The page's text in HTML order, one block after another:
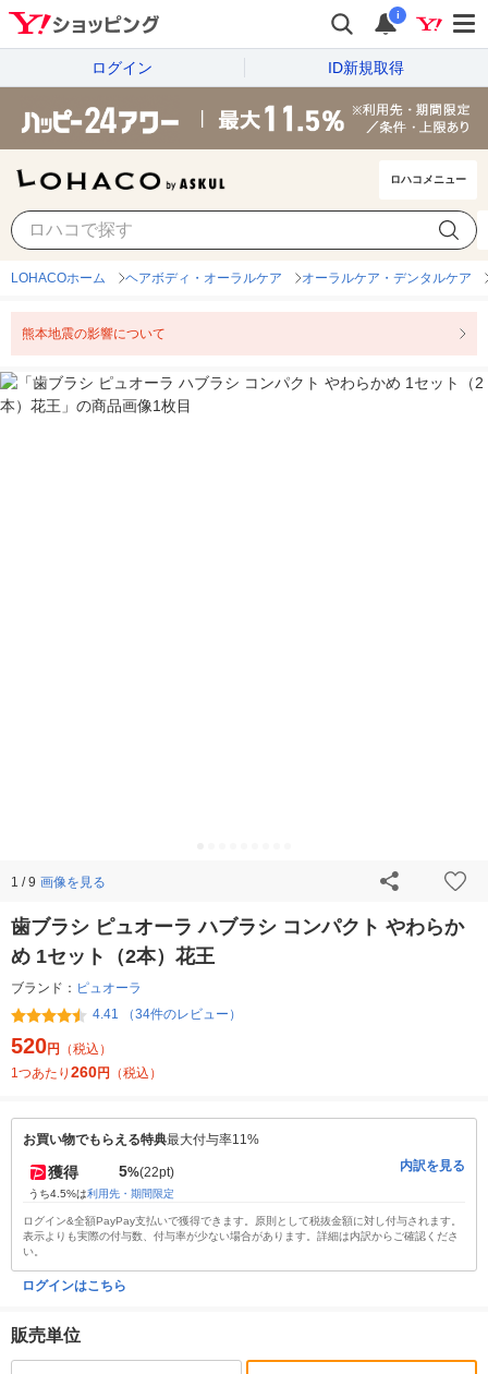
i
ログイン ID新規取得
ロハコメニュー
LOHACOホーム ヘアボディ・オーラルケア オーラルケア・デンタルケア
熊本地震の影響について
1 / 9 画像を見る
歯ブラシ ピュオーラ ハブラシ コンパクト やわらか
め 1セット（2本）花王
ブランド： ピュオーラ
4.41 （34件のレビュー）
520円
（税込）
1つあたり 260円 （税込）
お買い物でもらえる特典最大付与率11%
獲得 5%(22pt)
うち4.5%は利用先・期間限定
内訳を見る
ログイン&全額PayPay支払いで獲得できます。原則として税抜金額に対し付与されます。
表示よりも実際の付与数、付与率が少ない場合があります。詳細は内訳からご確認くださ
い。
ログインはこちら
販売単位